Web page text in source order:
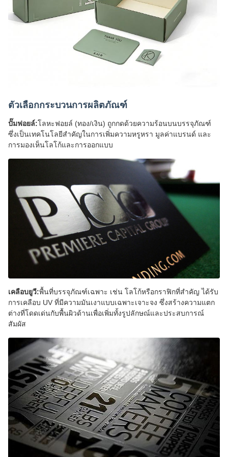
ตัวเลือกกระบวนการผลิตภัณฑ์
ปั๊มฟอยล์:โลหะฟอยล์ (ทอง/เงิน) ถูกกดด้วยความร้อนบนบรรจุภัณฑ์
ซึ่งเป็นเทคโนโลยีสำคัญในการเพิ่มความหรูหรา มูลค่าแบรนด์ และ
การมองเห็นโลโก้และการออกแบบ
เคลือบยูวี:พื้นที่บรรจุภัณฑ์เฉพาะ เช่น โลโก้หรือกราฟิกที่สำคัญ ได้รับ
การเคลือบ UV ที่มีความมันเงาแบบเฉพาะเจาะจง ซึ่งสร้างความแตก
ต่างที่โดดเด่นกับพื้นผิวด้านเพื่อเพิ่มทั้งรูปลักษณ์และประสบการณ์
สัมผัส